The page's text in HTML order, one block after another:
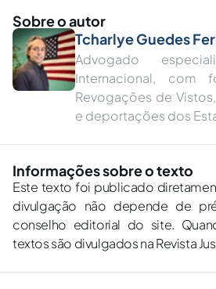
Sobre o autor
Tcharlye Guedes
Advogado
Internacional, com
Revogações de
e deportações dos
Informações sobre o texto
Este texto foi publicado
divulgação não depende de
conselho editorial do site.
textos são divulgados na Revista